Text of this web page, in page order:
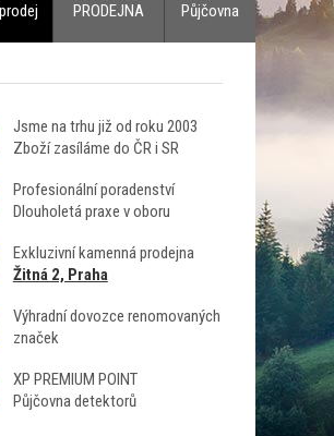
PRODEJNA Půjčovna
Jsme na trhu již od roku 2003
Zboží zasíláme do ČR i SR
Profesionální poradenství
Dlouholetá praxe v oboru
Exkluzivní kamenná prodejna
Žitná 2, Praha
Výhradní dovozce renomovaných
značek
XP PREMIUM POINT
Půjčovna detektorů